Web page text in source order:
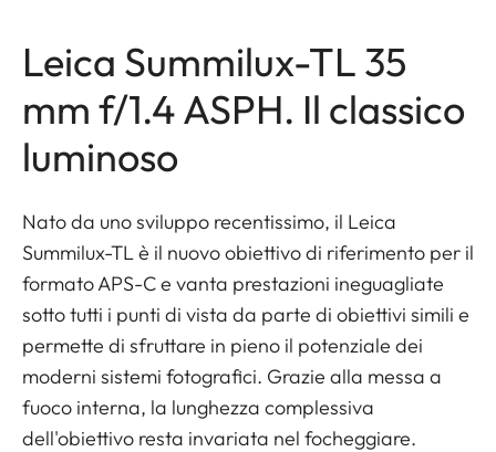
Leica Summilux-TL 35
mm f/1.4 ASPH. Il classico
luminoso
Nato da uno sviluppo recentissimo, il Leica
Summilux-TL è il nuovo obiettivo di riferimento per il
formato APS-C e vanta prestazioni ineguagliate
sotto tutti i punti di vista da parte di obiettivi simili e
permette di sfruttare in pieno il potenziale dei
moderni sistemi fotografici. Grazie alla messa a
fuoco interna, la lunghezza complessiva
dell'obiettivo resta invariata nel focheggiare.